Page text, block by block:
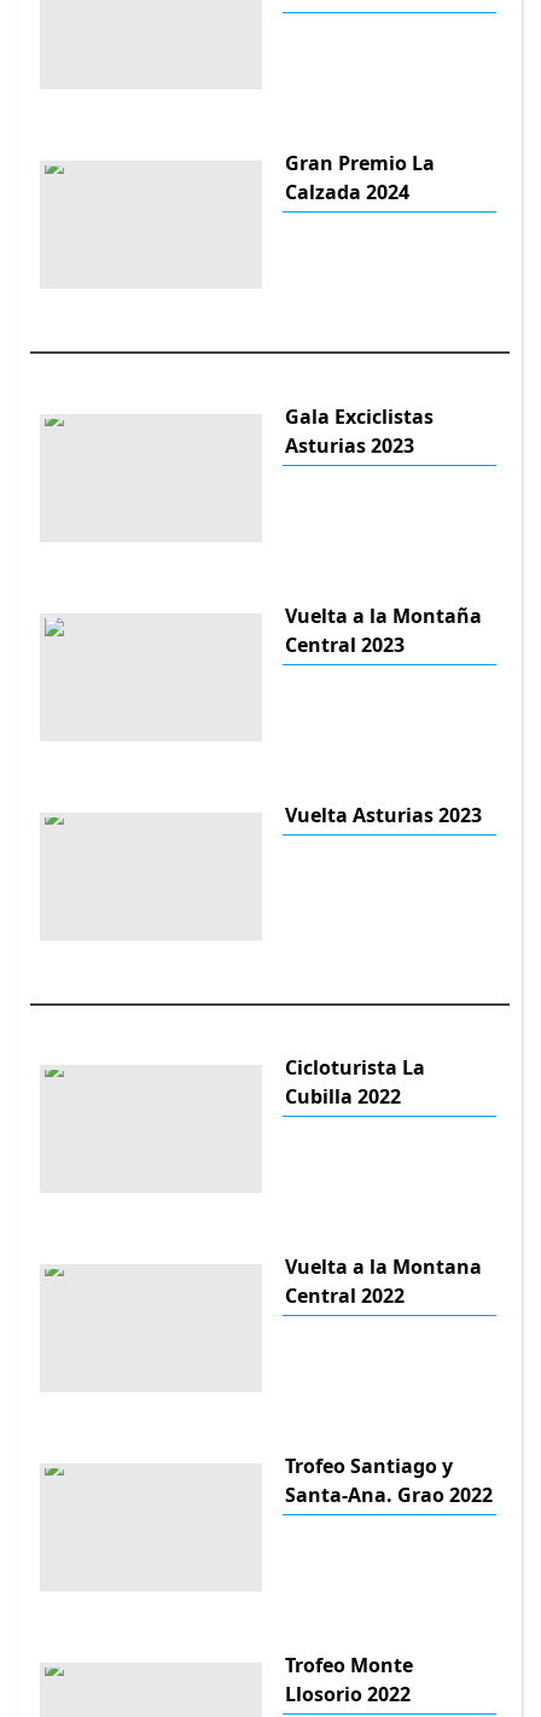
Gran Premio La
Calzada 2024
Gala Exciclistas
Asturias 2023
Vuelta a la Montaña
Central 2023
Vuelta Asturias 2023
Cicloturista La
Cubilla 2022
Vuelta a la Montana
Central 2022
Trofeo Santiago y
Santa-Ana. Grao 2022
Trofeo Monte
Llosorio 2022